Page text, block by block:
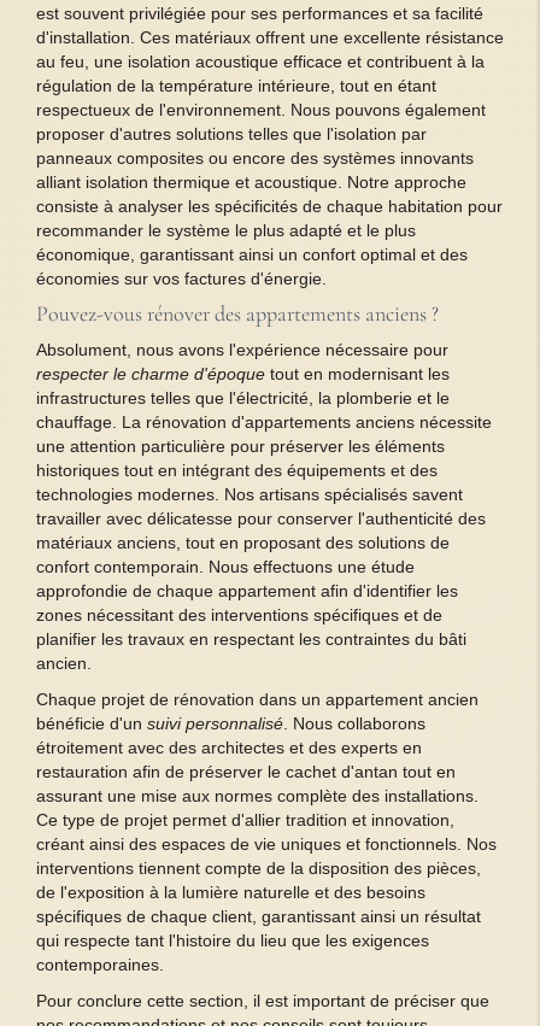
est souvent privilégiée pour ses performances et sa facilité
d'installation. Ces matériaux offrent une excellente résistance
au feu, une isolation acoustique efficace et contribuent à la
régulation de la température intérieure, tout en étant
respectueux de l'environnement. Nous pouvons également
proposer d'autres solutions telles que l'isolation par
panneaux composites ou encore des systèmes innovants
alliant isolation thermique et acoustique. Notre approche
consiste à analyser les spécificités de chaque habitation pour
recommander le système le plus adapté et le plus
économique, garantissant ainsi un confort optimal et des
économies sur vos factures d'énergie.
Pouvez-vous rénover des appartements anciens ?
Absolument, nous avons l'expérience nécessaire pour
respecter le charme d'époque tout en modernisant les
infrastructures telles que l'électricité, la plomberie et le
chauffage. La rénovation d'appartements anciens nécessite
une attention particulière pour préserver les éléments
historiques tout en intégrant des équipements et des
technologies modernes. Nos artisans spécialisés savent
travailler avec délicatesse pour conserver l'authenticité des
matériaux anciens, tout en proposant des solutions de
confort contemporain. Nous effectuons une étude
approfondie de chaque appartement afin d'identifier les
zones nécessitant des interventions spécifiques et de
planifier les travaux en respectant les contraintes du bâti
ancien.
Chaque projet de rénovation dans un appartement ancien
bénéficie d'un suivi personnalisé . Nous collaborons
étroitement avec des architectes et des experts en
restauration afin de préserver le cachet d'antan tout en
assurant une mise aux normes complète des installations.
Ce type de projet permet d'allier tradition et innovation,
créant ainsi des espaces de vie uniques et fonctionnels. Nos
interventions tiennent compte de la disposition des pièces,
de l'exposition à la lumière naturelle et des besoins
spécifiques de chaque client, garantissant ainsi un résultat
qui respecte tant l'histoire du lieu que les exigences
contemporaines.
Pour conclure cette section, il est important de préciser que